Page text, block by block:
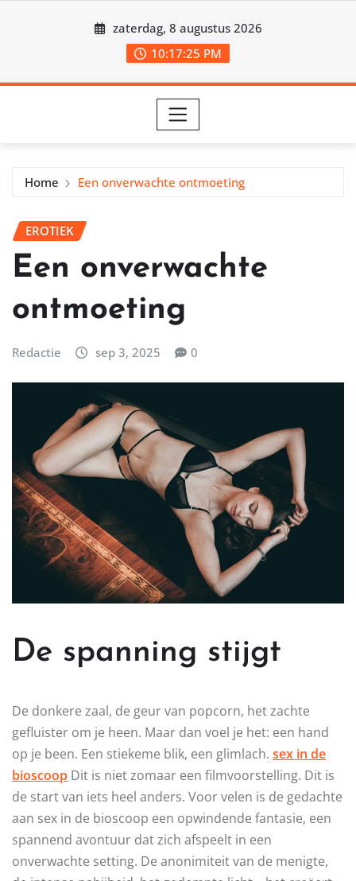
zaterdag, 8 augustus 2026
10:17:26 PM
Home Een onverwachte ontmoeting
EROTIEK
Een onverwachte
ontmoeting
Redactie sep 3, 2025 0
De spanning stijgt
De donkere zaal, de geur van popcorn, het zachte
gefluister om je heen. Maar dan voel je het: een hand
op je been. Een stiekeme blik, een glimlach. sex in de
bioscoop Dit is niet zomaar een filmvoorstelling. Dit is
de start van iets heel anders. Voor velen is de gedachte
aan sex in de bioscoop een opwindende fantasie, een
spannend avontuur dat zich afspeelt in een
onverwachte setting. De anonimiteit van de menigte,